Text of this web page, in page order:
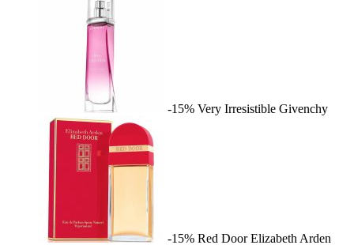
-15% Very Irresistible Givenchy
-15% Red Door Elizabeth Arden